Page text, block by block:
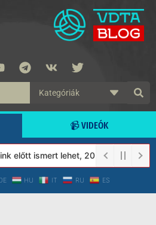
📹 VIDEÓK
előtt ismert lehet, 2023-tól a
HU IT RU ES